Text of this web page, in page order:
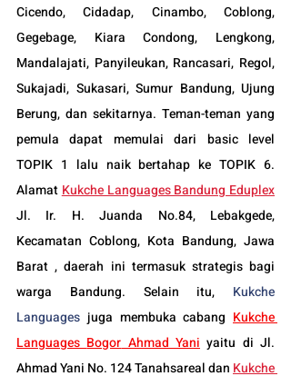
Cicendo, Cidadap, Cinambo, Coblong,
Gegebage, Kiara Condong, Lengkong,
Mandalajati, Panyileukan, Rancasari, Regol,
Sukajadi, Sukasari, Sumur Bandung, Ujung
Berung, dan sekitarnya. Teman-teman yang
pemula dapat memulai dari basic level
TOPIK 1 lalu naik bertahap ke TOPIK 6.
Alamat Kukche Languages Bandung Eduplex
Jl. Ir. H. Juanda No.84, Lebakgede,
Kecamatan Coblong, Kota Bandung, Jawa
Barat , daerah ini termasuk strategis bagi
warga Bandung. Selain itu, Kukche
Languages juga membuka cabang Kukche
Languages Bogor Ahmad Yani yaitu di Jl.
Ahmad Yani No. 124 Tanahsareal dan Kukche